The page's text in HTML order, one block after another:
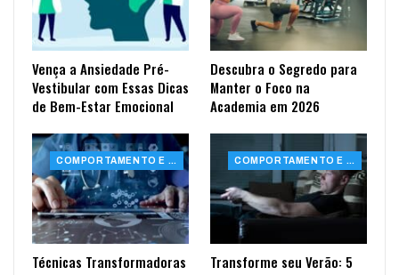
Vença a Ansiedade Pré-
Vestibular com Essas Dicas
de Bem-Estar Emocional
Descubra o Segredo para
Manter o Foco na
Academia em 2026
COMPORTAMENTO E SAÚDE
Técnicas Transformadoras
COMPORTAMENTO E SAÚDE
Transforme seu Verão: 5